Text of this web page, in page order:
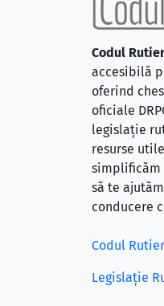
Codul Rutier
accesibilă
oferind
oficiale
legislație
resurse
simplificăm
să te
conducere
Codul Rutier
Legislație